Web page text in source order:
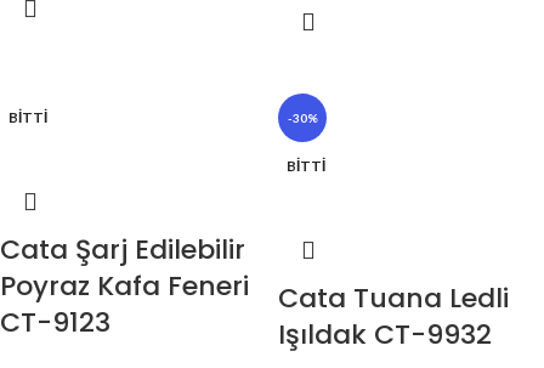
BITTI
Cata Şarj Edilebilir
Poyraz Kafa Feneri
CT-9123
-30%
BITTI
Cata Tuana Ledli
Işıldak CT-9932